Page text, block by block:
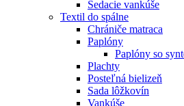
Sedacie vankúše
Textil do spálne
Chrániče matraca
Paplóny
Paplóny so
Plachty
Posteľná bielizeň
Sada lôžkovín
Vankúše